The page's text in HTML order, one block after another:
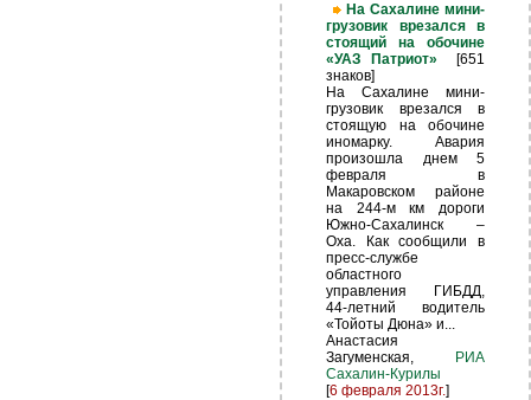
На Сахалине мини-
грузовик врезался в
стоящий на обочине
«УАЗ Патриот» [651
знаков]
На Сахалине мини-
грузовик врезался в
стоящую на обочине
иномарку. Авария
произошла днем 5
февраля в
Макаровском районе
на 244-м км дороги
Южно-Сахалинск –
Оха. Как сообщили в
пресс-службе
областного
управления ГИБДД,
44-летний водитель
«Тойоты Дюна» и...
Анастасия
Загуменская,
РИА
Сахалин-Курилы
[6 февраля 2013г.]